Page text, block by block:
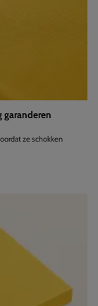
garanderen
ze schokken